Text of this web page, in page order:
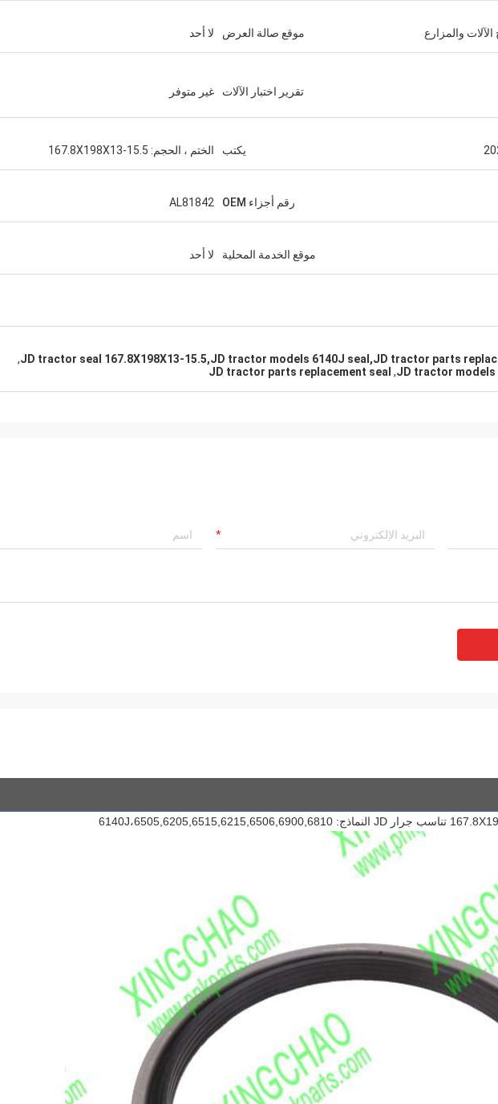
والمزارع موقع صالة العرض لا أحد
تقرير اختبار الآلات غير متوفر
يكتب الختم ، الحجم: 167.8X198X13-15.5
رقم أجزاء OEM AL81842
موقع الخدمة المحلية لا أحد
JD tractor seal 167.8X198X13-15.5,JD tractor models 6140J seal,JD tractor parts
,
JD tractor models
,
JD tractor parts replacement seal